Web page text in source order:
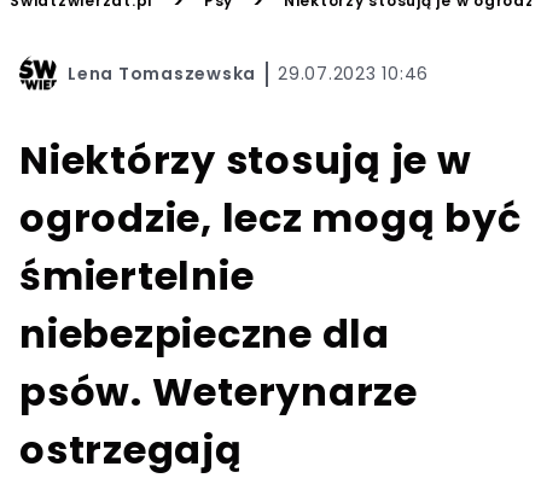
Lena Tomaszewska 29.07.2023 10:46
Niektórzy stosują je w
ogrodzie, lecz mogą być
śmiertelnie
niebezpieczne dla
psów. Weterynarze
ostrzegają